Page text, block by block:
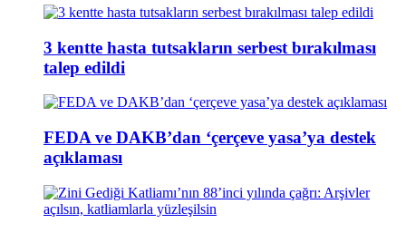
3 kentte hasta tutsakların serbest bırakılması
talep edildi
FEDA ve DAKB’dan ‘çerçeve yasa’ya destek
açıklaması